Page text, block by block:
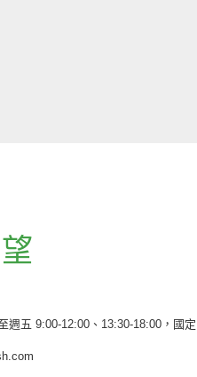
週五 9:00-12:00、13:30-18:00，國定